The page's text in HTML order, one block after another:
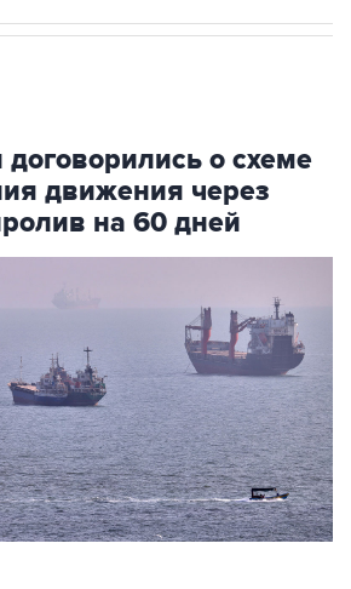
о схеме
движения через
на 60 дней